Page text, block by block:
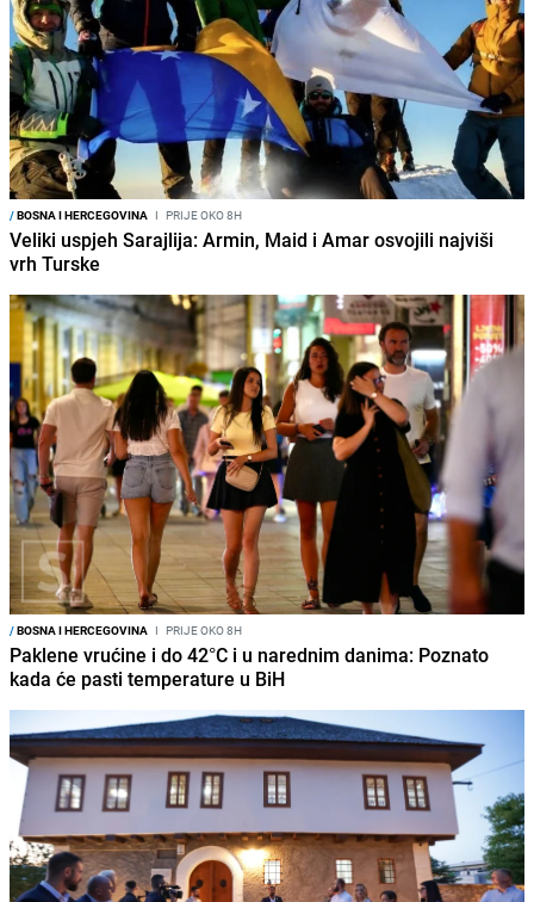
/BOSNA I HERCEGOVINA I PRIJE OKO 8H
Veliki uspjeh Sarajlija: Armin, Maid i Amar osvojili najviši
vrh Turske
/BOSNA I HERCEGOVINA I PRIJE OKO 8H
Paklene vrućine i do 42°C i u narednim danima: Poznato
kada će pasti temperature u BiH